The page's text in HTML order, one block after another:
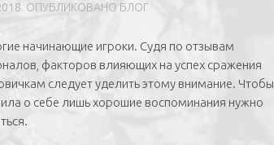
. ОПУБЛИКОВАНО БЛОГ
начинающие игроки. Судя по отзывам
факторов влияющих на успех сражения
следует уделить этому внимание. Чтобы
о себе лишь хорошие воспоминания нужно